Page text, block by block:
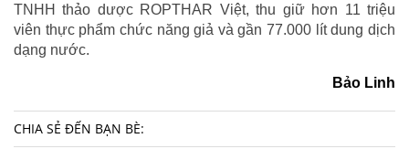
TNHH thảo dược ROPTHAR Việt, thu giữ hơn 11 triệu
viên thực phẩm chức năng giả và gần 77.000 lít dung dịch
dạng nước.
Bảo Linh
CHIA SẺ ĐẾN BẠN BÈ: